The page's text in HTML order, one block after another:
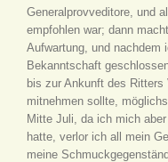
Generalprovveditore, und
empfohlen war; dann
Aufwartung, und nachdem
Bekanntschaft
bis zur Ankunft des Ritters
mitnehmen sollte,
Mitte Juli, da ich mich
hatte, verlor ich all mein
meine